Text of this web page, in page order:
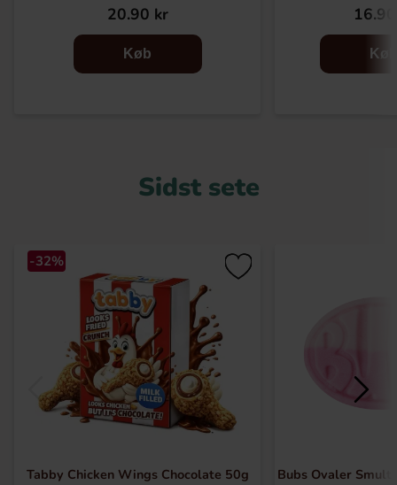
20.90 kr
Køb Køb
Sidst sete
-32%
Tabby Chicken Wings Chocolate 50g
Bubs Ovaler